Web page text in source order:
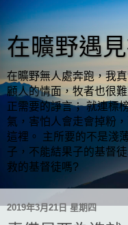
在曠野遇
在曠野無人處奔跑，我
顧人的情面，牧者也很
正需要的諍言； 就連標
氣，害怕人會走會掉粉
這裡。 主所要的不是淺
子，不能結果子的基督
救的基督徒嗎?
2019年3月21日 星期四